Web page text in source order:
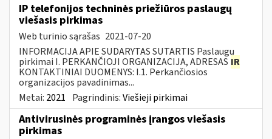
IP telefonijos techninės priežiūros paslaugų
viešasis pirkimas
Web turinio sąrašas 2021-07-20
INFORMACIJA APIE SUDARYTAS SUTARTIS Paslaugų
pirkimai I. PERKANČIOJI ORGANIZACIJA, ADRESAS IR
KONTAKTINIAI DUOMENYS: I.1. Perkančiosios
organizacijos pavadinimas...
Metai: 2021 Pagrindinis:Viešieji pirkimai
Antivirusinės programinės įrangos viešasis
pirkimas